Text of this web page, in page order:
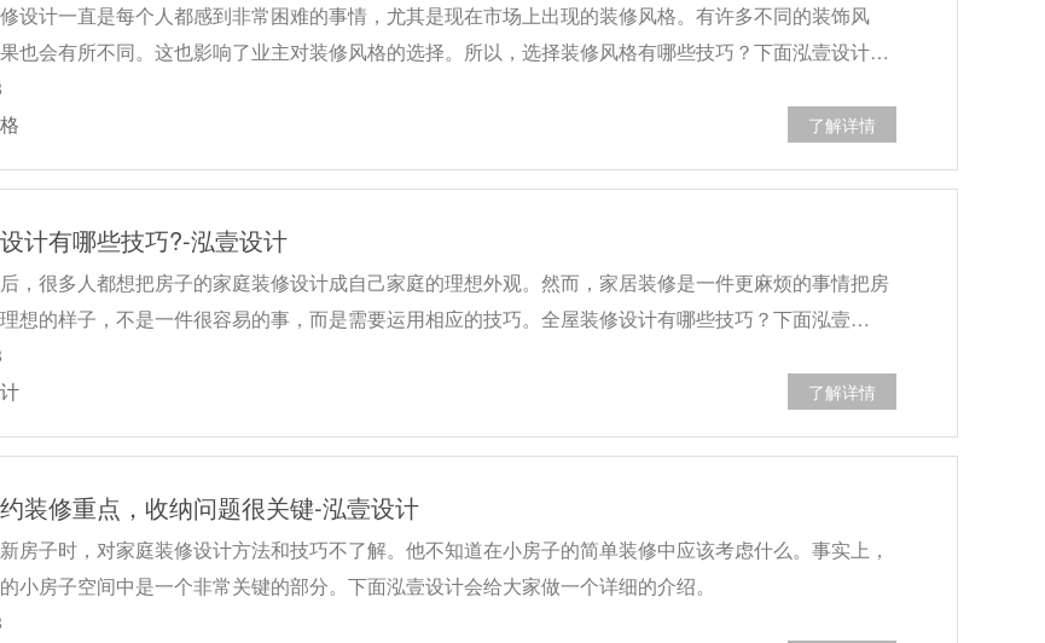
设计一直是每个人都感到非常困难的事情，尤其是现在市场上出现的装修风格。有许多不同的装饰风
也会有所不同。这也影响了业主对装修风格的选择。所以，选择装修风格有哪些技巧？下面泓壹设计…
了解详情
计有哪些技巧?-泓壹设计
，很多人都想把房子的家庭装修设计成自己家庭的理想外观。然而，家居装修是一件更麻烦的事情把房
想的样子，不是一件很容易的事，而是需要运用相应的技巧。全屋装修设计有哪些技巧？下面泓壹…
了解详情
装修重点，收纳问题很关键-泓壹设计
房子时，对家庭装修设计方法和技巧不了解。他不知道在小房子的简单装修中应该考虑什么。事实上，
小房子空间中是一个非常关键的部分。下面泓壹设计会给大家做一个详细的介绍。